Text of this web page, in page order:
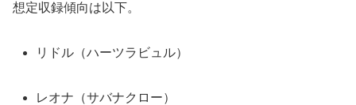
想定収録傾向は以下。
リドル（ハーツラビュル）
レオナ（サバナクロー）